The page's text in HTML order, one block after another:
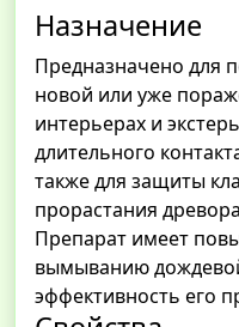
Назначение
Предназначено для
новой или уже
интерьерах и
длительного
также для защиты
прорастания
Препарат имеет
вымыванию
эффективность его